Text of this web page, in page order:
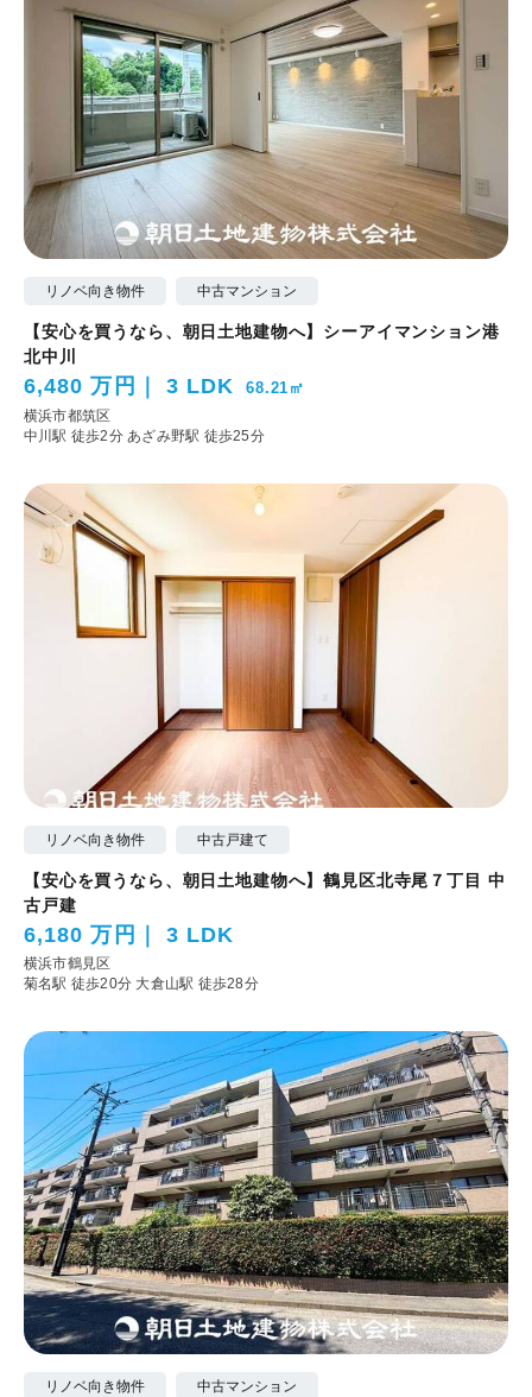
リノベ向き物件 中古マンション
【安心を買うなら、朝日土地建物へ】シーアイマンション港
北中川
6,480 万円 3 LDK 68.21㎡
横浜市都筑区
中川駅 徒歩2分あざみ野駅 徒歩25分
リノベ向き物件 中古戸建て
【安心を買うなら、朝日土地建物へ】鶴見区北寺尾７丁目 中
古戸建
6,180 万円 3 LDK
横浜市鶴見区
菊名駅 徒歩20分 大倉山駅 徒歩28分
リノベ向き物件 中古マンション